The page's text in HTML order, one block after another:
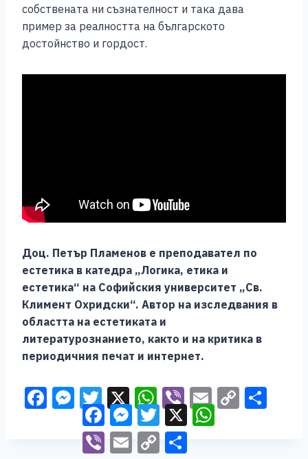
собствената ни съзнателност и така дава
пример за реалността на българското
достойнство и гордост.
Доц. Петър Пламенов е преподавател по
естетика в катедра „Логика, етика и
естетика“ на Софийския университет „Св.
Климент Охридски“. Автор на изследвания в
областта на естетиката и
литературознанието, както и на критика в
периодичния печат и интернет.
F M
e
ss
T
wi
tt
X W
h
at
Vi
b
er
E
m
C
FacebookMessenger
Twitter
X
WhatsApp
Viber
Email Copy
Link